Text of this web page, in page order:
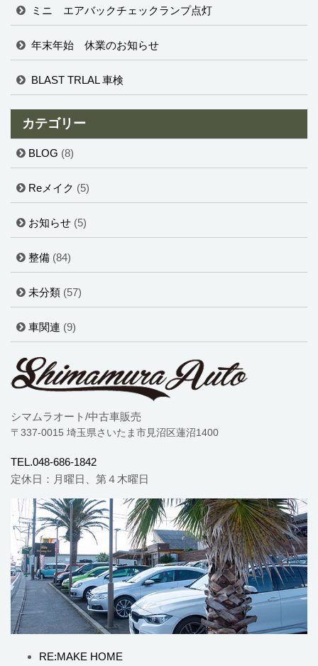
ミニ エアバックチェックランプ点灯
年末年始 休業のお知らせ
BLAST TRLAL 車検
カテゴリー
BLOG (8)
Reメイク (5)
お知らせ (5)
整備 (84)
未分類 (57)
車関連 (9)
シマムラオート/中古車販売
〒337-0015 埼玉県さいたま市見沼区蓮沼1400
TEL.048-686-1842
定休日：月曜日、第４木曜日
RE:MAKE HOME